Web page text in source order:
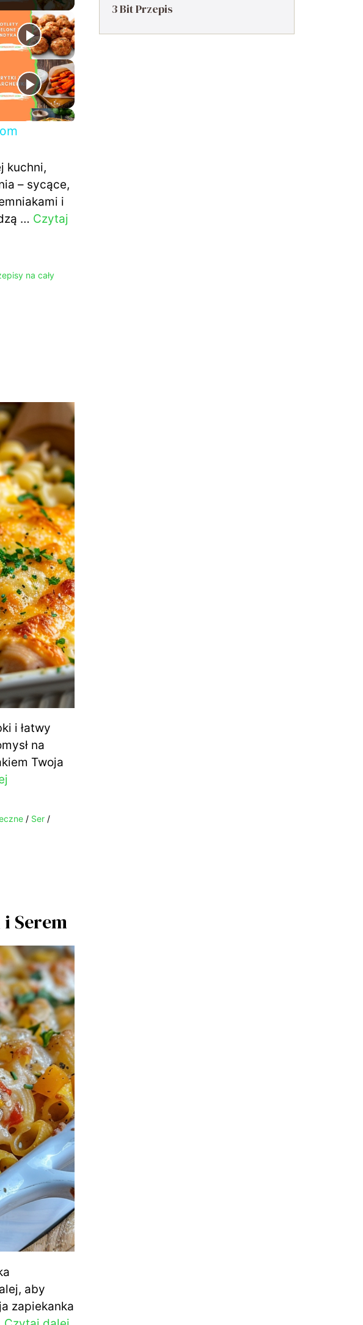
kuchni,
– sycące,
i
… Czytaj
na cały
i łatwy
na
Twoja
/ Ser /
Serem
aby
zapiekanka
3 Bit Przepis